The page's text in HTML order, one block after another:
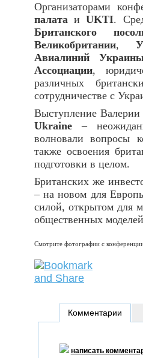
Организаторами
палата иUKTI.
Британского
Великобритании,
Авиалиний
Ассоциации,
различных
сотрудничестве с
Выступление
Ukraine –
волновали вопросы
также освоения
подготовки в целом.
Британских же
– на новом для
силой, открытом для
общественных
Смотрите фотографии с
Комментарии
написать